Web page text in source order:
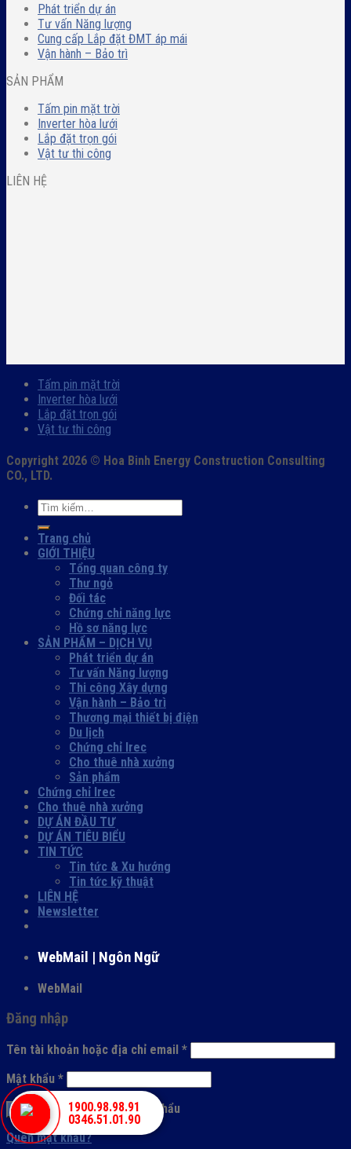
Phát triển dự án
Tư vấn Năng lượng
Cung cấp Lắp đặt ĐMT áp mái
Vận hành – Bảo trì
SẢN PHẨM
Tấm pin mặt trời
Inverter hòa lưới
Lắp đặt trọn gói
Vật tư thi công
LIÊN HỆ
Tấm pin mặt trời
Inverter hòa lưới
Lắp đặt trọn gói
Vật tư thi công
Copyright 2026 © Hoa Binh Energy Construction Consulting
CO., LTD.
Trang chủ
GIỚI THIỆU
Tổng quan công ty
Thư ngỏ
Đối tác
Chứng chỉ năng lực
Hồ sơ năng lực
SẢN PHẨM – DỊCH VỤ
Phát triển dự án
Tư vấn Năng lượng
Thi công Xây dựng
Vận hành – Bảo trì
Thương mại thiết bị điện
Du lịch
Chứng chỉ Irec
Cho thuê nhà xưởng
Sản phẩm
Chứng chỉ Irec
Cho thuê nhà xưởng
DỰ ÁN ĐẦU TƯ
DỰ ÁN TIÊU BIỂU
TIN TỨC
Tin tức & Xu hướng
Tin tức kỹ thuật
LIÊN HỆ
Newsletter
WebMail | Ngôn Ngữ
WebMail
Đăng nhập
Tên tài khoản hoặc địa chỉ email *
Mật khẩu *
Đăng nhập
Ghi nhớ mật khẩu
Quên mật khẩu?
1900.98.98.91
0346.51.01.90